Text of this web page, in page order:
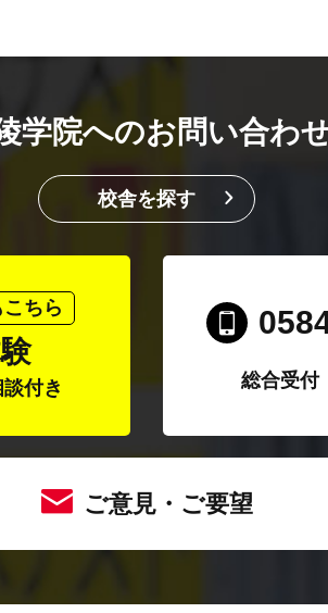
学院へのお問い合わ
校舎を探す
ちら
付き 総合受付
ご意見・ご要望